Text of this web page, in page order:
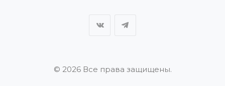
© 2026 Все права защищены.